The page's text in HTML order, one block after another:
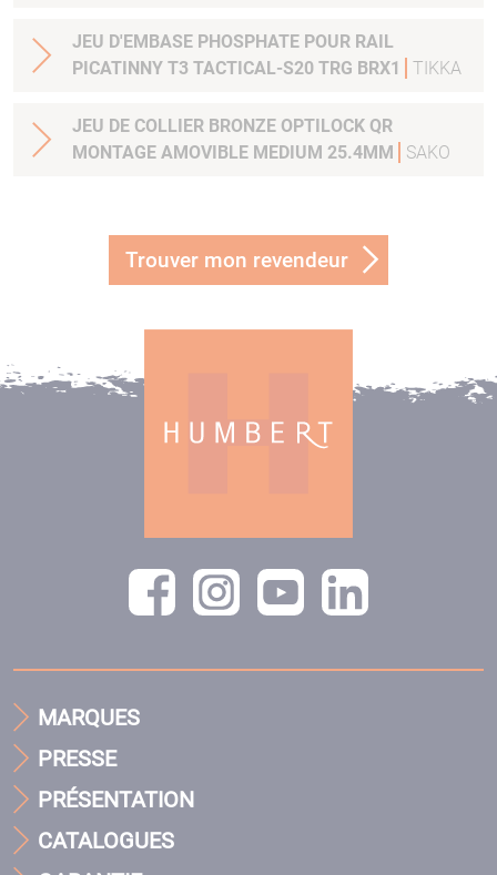
JEU D'EMBASE PHOSPHATE POUR RAIL
PICATINNY T3 TACTICAL-S20 TRG BRX1
TIKKA
JEU DE COLLIER BRONZE OPTILOCK QR
MONTAGE AMOVIBLE MEDIUM 25.4MM
SAKO
Trouver mon revendeur
MARQUES
PRESSE
PRÉSENTATION
CATALOGUES